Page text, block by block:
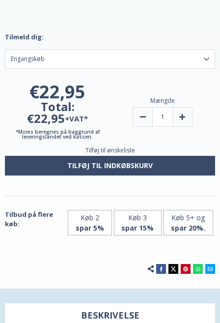
Tilmeld dig:
€22,95
Total:
€22,95+VAT*
*Moms beregnes på baggrund af
leveringslandet ved kassen.
Mængde
Reducer
180
veganske
Plus
Calcium
Vitasunn
Forøg
180
Plus
Calcium
Vitasunn
Tilføj til ønskeliste
TILFØJ TIL INDKØBSKURV
Tilbud på flere
køb:
Køb 2
spar 5%
Køb 3
spar 15%
Køb 5+ og
spar 20%.
BESKRIVELSE